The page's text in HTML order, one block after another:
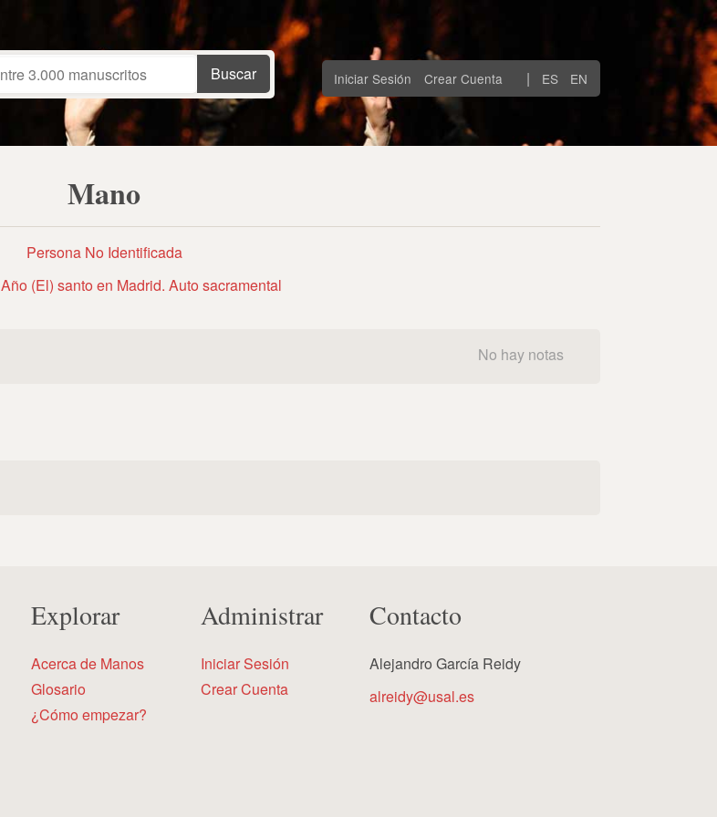
Iniciar Sesión Crear Cuenta | ES EN
Mano
Persona No Identificada
Año (El) santo en Madrid. Auto sacramental
No hay notas
Explorar
Acerca de Manos
Glosario
¿Cómo empezar?
Administrar
Iniciar Sesión
Crear Cuenta
Contacto
Alejandro García Reidy
alreidy@usal.es